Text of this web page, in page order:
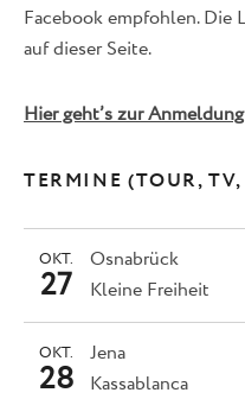
Facebook empfohlen. Die
auf dieser Seite.
Hier geht’s zur Anmeldung
TERMINE (TOUR,
Osnabrück
OKT.
27 Kleine Freiheit
Jena
OKT.
28 Kassablanca